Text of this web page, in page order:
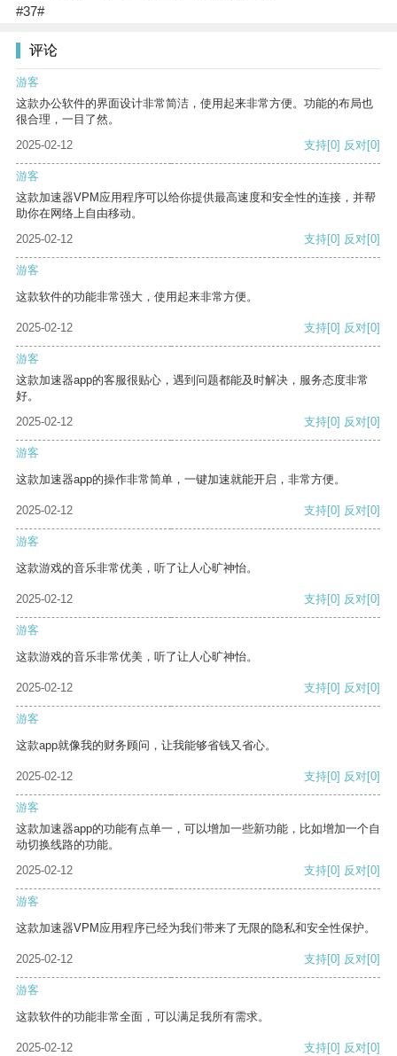
#37#
评论
游客
这款办公软件的界面设计非常简洁，使用起来非常方便。功能的布局也
很合理，一目了然。
2025-02-12
支持[0] 反对[0]
游客
这款加速器VPM应用程序可以给你提供最高速度和安全性的连接，并帮
助你在网络上自由移动。
2025-02-12
支持[0] 反对[0]
游客
这款软件的功能非常强大，使用起来非常方便。
2025-02-12 支持[0] 反对[0]
游客
这款加速器app的客服很贴心，遇到问题都能及时解决，服务态度非常
好。
2025-02-12
支持[0] 反对[0]
游客
这款加速器app的操作非常简单，一键加速就能开启，非常方便。
2025-02-12 支持[0] 反对[0]
游客
这款游戏的音乐非常优美，听了让人心旷神怡。
2025-02-12 支持[0] 反对[0]
游客
这款游戏的音乐非常优美，听了让人心旷神怡。
2025-02-12 支持[0] 反对[0]
游客
这款app就像我的财务顾问，让我能够省钱又省心。
2025-02-12 支持[0] 反对[0]
游客
这款加速器app的功能有点单一，可以增加一些新功能，比如增加一个自
动切换线路的功能。
2025-02-12
支持[0] 反对[0]
游客
这款加速器VPM应用程序已经为我们带来了无限的隐私和安全性保护。
2025-02-12 支持[0] 反对[0]
游客
这款软件的功能非常全面，可以满足我所有需求。
2025-02-12 支持[0] 反对[0]